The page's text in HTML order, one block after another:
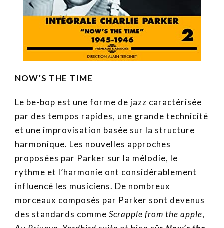
NOW’S THE TIME
Le be-bop est une forme de jazz caractérisée
par des tempos rapides, une grande technicité
et une improvisation basée sur la structure
harmonique. Les nouvelles approches
proposées par Parker sur la mélodie, le
rythme et l’harmonie ont considérablement
influencé les musiciens. De nombreux
morceaux composés par Parker sont devenus
des standards comme Scrapple from the apple,